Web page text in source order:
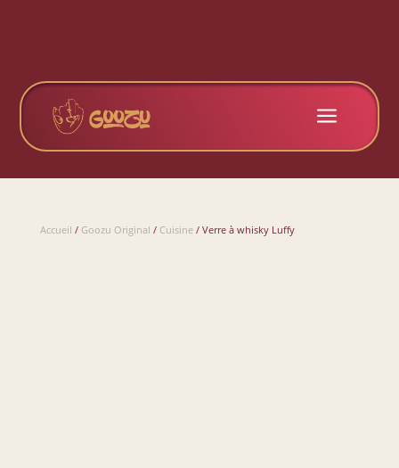
a
Accueil / Goozu Original / Cuisine/ Verre à whisky Luffy